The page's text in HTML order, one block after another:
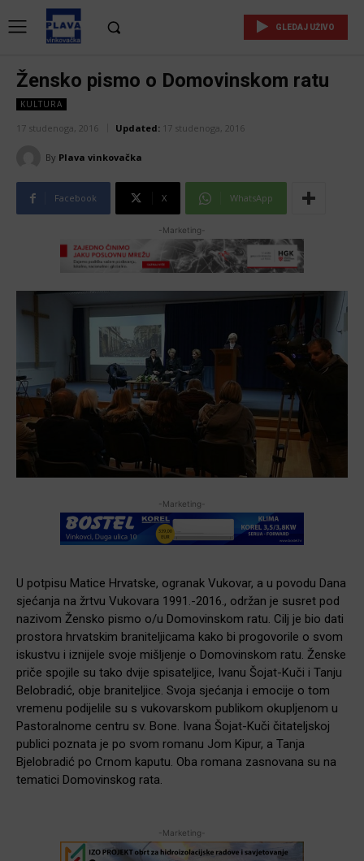
GLEDAJ UŽIVO
Žensko pismo o Domovinskom ratu
KULTURA
17 studenoga, 2016 Updated: 17 studenoga, 2016
By Plava vinkovačka
Facebook X WhatsApp
-Marketing-
-Marketing-
U potpisu Matice Hrvatske, ogranak Vukovar, a u povodu Dana
sjećanja na žrtvu Vukovara 1991.-2016., održan je susret pod
nazivom Žensko pismo o/u Domovinskom ratu. Cilj je bio dati
prostora hrvatskim braniteljicama kako bi progovorile o svom
iskustvu i iznijele svoje mišljenje o Domovinskom ratu. Ženske
priče spojile su tako dvije spisateljice, Ivanu Šojat-Kuči i Tanju
Belobradić, obje braniteljice. Svoja sjećanja i emocije o tom
vremenu podijelile su s vukovarskom publikom okupljenom u
Pastoralnome centru sv. Bone. Ivana Šojat-Kuči čitateljskoj
publici poznata je po svom romanu Jom Kipur, a Tanja
Bjelobradić po Crnom kaputu. Oba romana zasnovana su na
tematici Domovinskog rata.
-Marketing-